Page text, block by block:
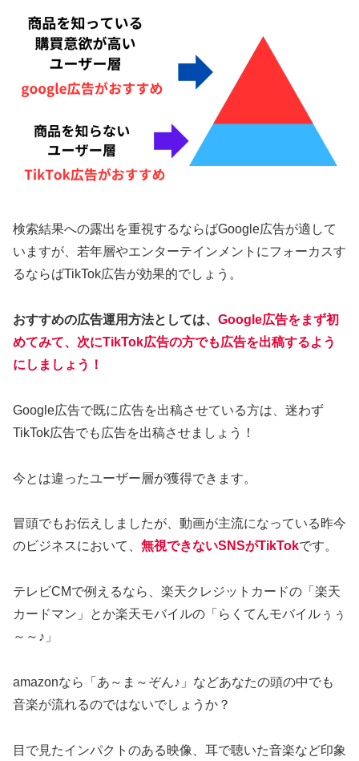
検索結果への露出を重視するならばGoogle広告が適して
いますが、若年層やエンターテインメントにフォーカスす
るならばTikTok広告が効果的でしょう。
おすすめの広告運用方法としては、 Google広告をまず初
めてみて、次にTikTok広告の方でも広告を出稿するよう
にしましょう！
Google広告で既に広告を出稿させている方は、迷わず
TikTok広告でも広告を出稿させましょう！
今とは違ったユーザー層が獲得できます。
冒頭でもお伝えしましたが、動画が主流になっている昨今
のビジネスにおいて、 無視できないSNSがTikTokです。
テレビCMで例えるなら、楽天クレジットカードの「楽天
カードマン」とか楽天モバイルの「らくてんモバイルぅぅ
～～♪」
amazonなら「あ～ま～ぞん♪」などあなたの頭の中でも
音楽が流れるのではないでしょうか？
目で見たインパクトのある映像、耳で聴いた音楽など印象